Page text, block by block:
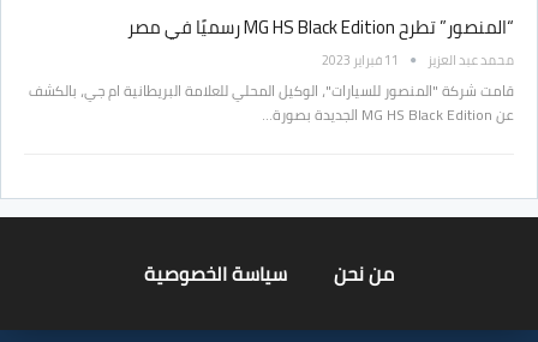
“المنصور” تطرح MG HS Black Edition رسميًا في مصر
محمد عبد العزيز 11 فبراير 2023
قامت شركة "المنصور للسيارات"، الوكيل المحلي للعلامة البريطانية ام جي، بالكشف
عن MG HS Black Edition الجديدة بصورة…
من نحن سياسة الخصوصية